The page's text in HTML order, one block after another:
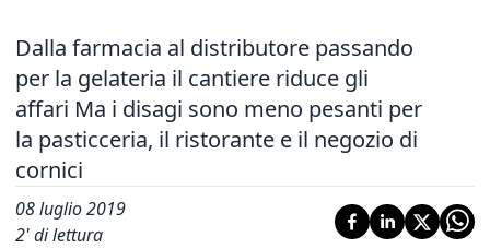
Dalla farmacia al distributore passando
per la gelateria il cantiere riduce gli
affari Ma i disagi sono meno pesanti per
la pasticceria, il ristorante e il negozio di
cornici
08 luglio 2019
2' di lettura